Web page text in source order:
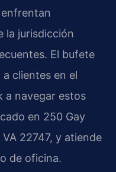
la jurisdicción
El bufete
clientes en el
a navegar estos
en 250 Gay
22747, y atiende
de oficina.